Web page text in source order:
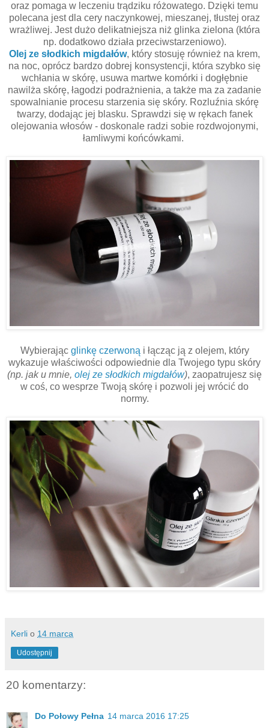
oraz pomaga w leczeniu trądziku różowatego. Dzięki temu
polecana jest dla cery naczynkowej, mieszanej, tłustej oraz
wrażliwej. Jest dużo delikatniejsza niż glinka zielona (która
np. dodatkowo działa przeciwstarzeniowo).
Olej ze słodkich migdałów, który stosuję również na krem,
na noc, oprócz bardzo dobrej konsystencji, która szybko się
wchłania w skórę, usuwa martwe komórki i dogłębnie
nawilża skórę, łagodzi podrażnienia, a także ma za zadanie
spowalnianie procesu starzenia się skóry. Rozluźnia skórę
twarzy, dodając jej blasku. Sprawdzi się w rękach fanek
olejowania włosów - doskonale radzi sobie rozdwojonymi,
łamliwymi końcówkami.
Wybierającglinkę czerwoną i łącząc ją z olejem, który
wykazuje właściwości odpowiednie dla Twojego typu skóry
(np. jak u mnie, olej ze słodkich migdałów), zaopatrujesz się
w coś, co wesprze Twoją skórę i pozwoli jej wrócić do
normy.
Kerli o 14 marca
Udostępnij
20 komentarzy:
Do Połowy Pełna 14 marca 2016 17:25